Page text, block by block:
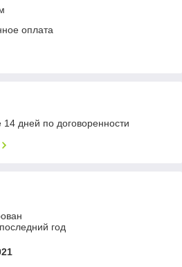
оплата
14 дней по договоренности
год